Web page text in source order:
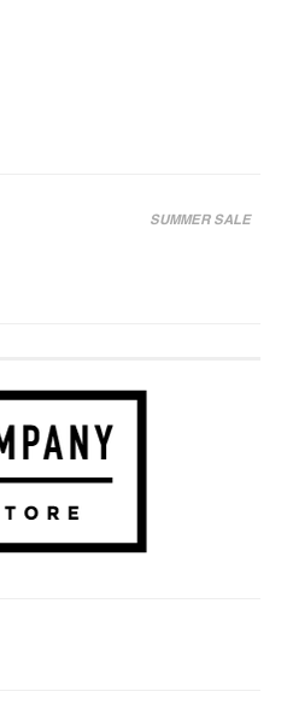
SUMMER SALE